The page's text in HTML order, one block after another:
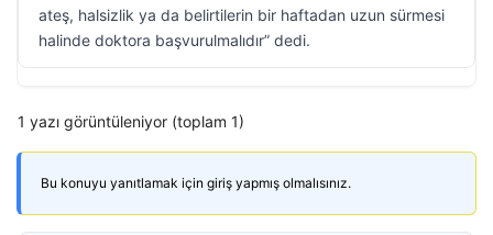
ateş, halsizlik ya da belirtilerin bir haftadan uzun sürmesi
halinde doktora başvurulmalıdır” dedi.
1 yazı görüntüleniyor (toplam 1)
Bu konuyu yanıtlamak için giriş yapmış olmalısınız.